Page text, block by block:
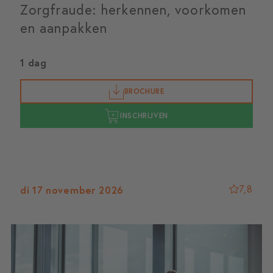
Zorgfraude: herkennen, voorkomen
en aanpakken
1 dag
BROCHURE
INSCHRIJVEN
di 17 november 2026 7,8